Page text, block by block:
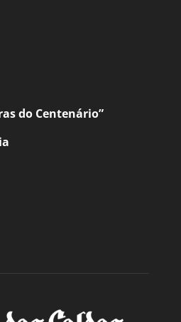
do Centenário”